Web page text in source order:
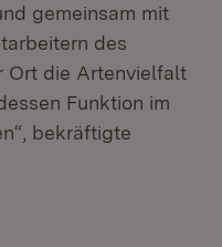
gemeinsam mit
des
Ort die Artenvielfalt
Funktion im
bekräftigte